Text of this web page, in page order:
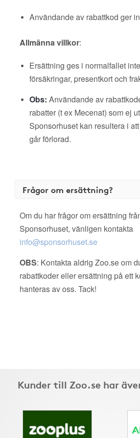
Användande av rabattkod ger
Allmänna villkor:
Ersättning ges i normalfallet
försäkringar, presentkort och
Obs: Användande av
rabatter (t ex Mecenat) som ej
Sponsorhuset kan resultera i
går förlorad.
Frågor om ersättning?
Om du har frågor om ersättning
Sponsorhuset, vänligen kontakta
info@sponsorhuset.se
OBS: Kontakta aldrig Zoo.se om
rabattkoder eller ersättning på ett
hanteras av oss. Tack!
Kunder till Zoo.se har